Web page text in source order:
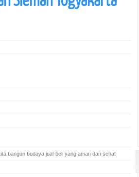
bangun budaya jual-beli yang aman dan sehat